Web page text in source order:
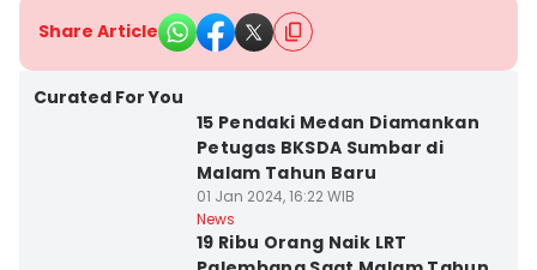
Share Article
Curated For You
15 Pendaki Medan Diamankan
Petugas BKSDA Sumbar di
Malam Tahun Baru
01 Jan 2024, 16:22 WIB
News
19 Ribu Orang Naik LRT